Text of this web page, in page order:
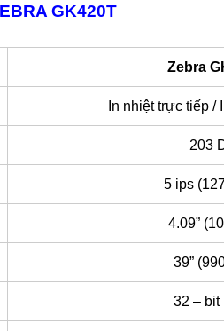
GK420T
Zebra
In nhiệt trực tiếp /
203
5 ips
4.09”
39”
32 – bit